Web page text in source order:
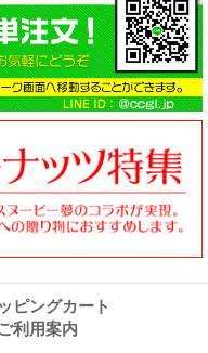
ピングカート
利用案内